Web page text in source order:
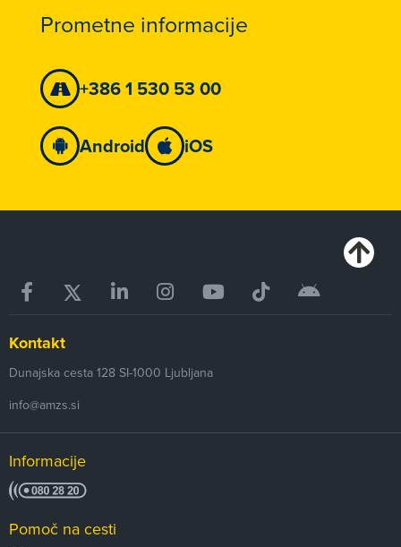
Prometne informacije
+386 1 530 53 00
Android iOS
Kontakt
Dunajska cesta 128 SI-1000 Ljubljana
info@amzs.si
Informacije
Pomoč na cesti